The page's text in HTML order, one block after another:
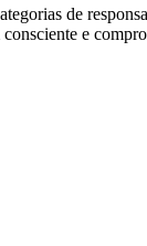
de
e